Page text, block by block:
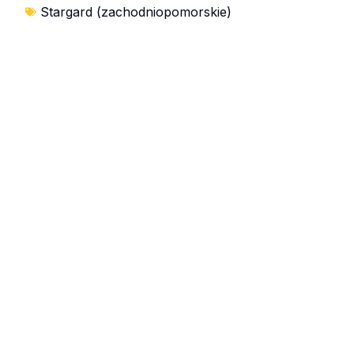
Stargard (zachodniopomorskie)